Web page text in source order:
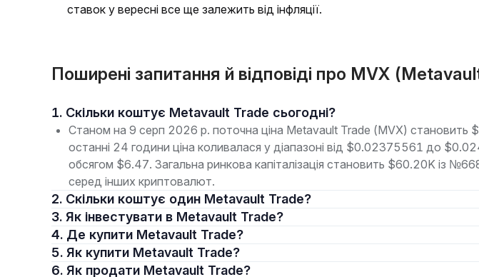
ставок у вересні все ще залежить від інфляції.
Поширені запитання й відповіді про MVX
1. Скільки коштує Metavault Trade сьогодні?
Станом на 9 серп 2026 р. поточна ціна Metavault Trade (MVX) становить
останні 24 години ціна коливалася у діапазоні від $0.02375561 до
обсягом $6.47. Загальна ринкова капіталізація становить $60.20K із
серед інших криптовалют.
2. Скільки коштує один Metavault Trade?
3. Як інвестувати в Metavault Trade?
4. Де купити Metavault Trade?
5. Як купити Metavault Trade?
6. Як продати Metavault Trade?